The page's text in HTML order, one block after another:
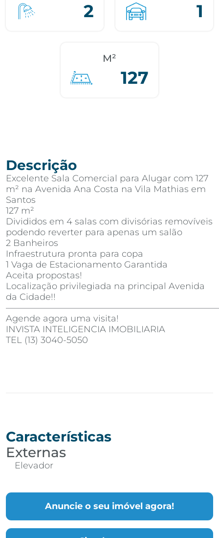
2 1
M²
127
Descrição
Excelente Sala Comercial para Alugar com 127
m² na Avenida Ana Costa na Vila Mathias em
Santos
127 m²
Divididos em 4 salas com divisórias removíveis
podendo reverter para apenas um salão
2 Banheiros
Infraestrutura pronta para copa
1 Vaga de Estacionamento Garantida
Aceita propostas!
Localização privilegiada na principal Avenida
da Cidade!!
Agende agora uma visita!
INVISTA INTELIGENCIA IMOBILIARIA
TEL (13) 3040-5050
Anuncie o seu imóvel agora!
Características
Externas
Elevador